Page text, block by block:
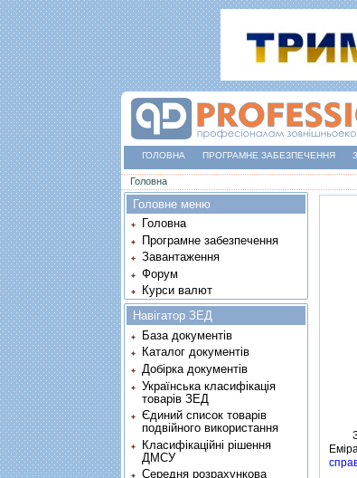
ГОЛОВНА ПРОГРАМНЕ ЗАБЕЗПЕЧЕННЯ
Ви є тут
Головна
З
Головне меню
Головна
Програмне забезпечення
Завантаження
Форум
Курси валют
Навігатор ЗЕД
База документів
Каталог документів
Добірка документів
Українська класифікація
товарів ЗЕД
Єдиний список товарів
подвійного використання
Класифікаційні рішення
ДМСУ
Середня розрахункова